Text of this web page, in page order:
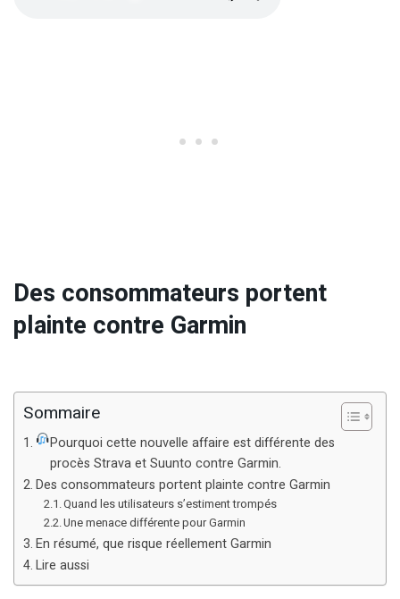
Des consommateurs portent
plainte contre Garmin
Sommaire
Pourquoi cette nouvelle affaire est différente des
procès Strava et Suunto contre Garmin.
Des consommateurs portent plainte contre Garmin
Quand les utilisateurs s’estiment trompés
Une menace différente pour Garmin
En résumé, que risque réellement Garmin
Lire aussi